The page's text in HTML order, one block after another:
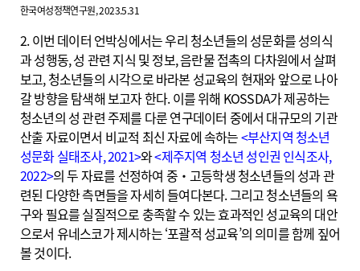
한국여성정책연구원, 2023.5.31
2. 이번 데이터 언박싱에서는 우리 청소년들의 성문화를 성의식
과 성행동, 성 관련 지식 및 정보, 음란물 접촉의 다차원에서 살펴
보고, 청소년들의 시각으로 바라본 성교육의 현재와 앞으로 나아
갈 방향을 탐색해 보고자 한다. 이를 위해 KOSSDA가 제공하는
청소년의 성 관련 주제를 다룬 연구데이터 중에서 대규모의 기관
산출 자료이면서 비교적 최신 자료에 속하는<부산지역 청소년
성문화 실태조사, 2021>와<제주지역 청소년 성인권 인식조사,
2022>의 두 자료를 선정하여 중‧고등학생 청소년들의 성과 관
련된 다양한 측면들을 자세히 들여다본다. 그리고 청소년들의 욕
구와 필요를 실질적으로 충족할 수 있는 효과적인 성교육의 대안
으로서 유네스코가 제시하는 ‘포괄적 성교육’의 의미를 함께 짚어
볼 것이다.